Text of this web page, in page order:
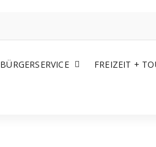
BÜRGERSERVICE FREIZEIT +